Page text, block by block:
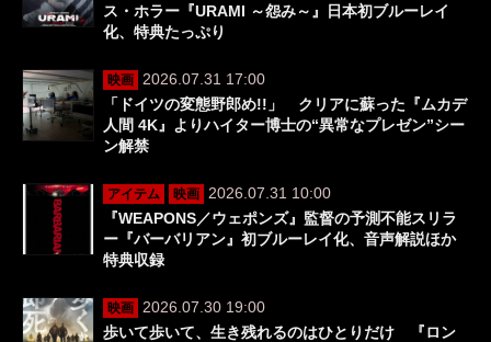
ス・ホラー『URAMI ～怨み～』日本初ブルーレイ
化、特典たっぷり
映画
2026.07.31 17:00
「ドイツの変態野郎め!!」 クリアに蘇った『ムカデ
人間 4K』よりハイター博士の“異常なプレゼン”シー
ン解禁
アイテム 映画
2026.07.31 10:00
『WEAPONS／ウェポンズ』監督の予測不能スリラ
ー『バーバリアン』初ブルーレイ化、音声解説ほか
特典収録
映画
2026.07.30 19:00
歩いて歩いて、生き残れるのはひとりだけ 『ロン